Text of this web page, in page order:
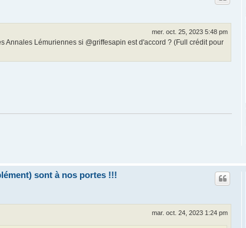
mer. oct. 25, 2023 5:48 pm
Lémuriennes si @griffesapin est d'accord ? (Full crédit pour
sont à nos portes !!!
mar. oct. 24, 2023 1:24 pm